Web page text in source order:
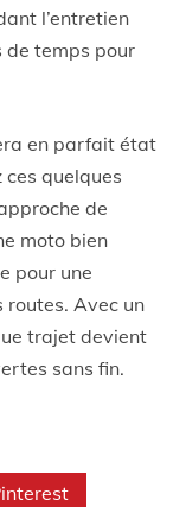
l’entretien
de temps pour
en parfait état
ces quelques
de
moto bien
pour une
routes. Avec un
trajet devient
sans fin.